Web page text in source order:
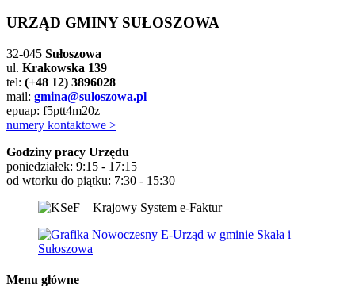
URZĄD GMINY SUŁOSZOWA
32-045 Sułoszowa
ul. Krakowska 139
tel: (+48 12) 3896028
mail: gmina@suloszowa.pl
epuap: f5ptt4m20z
numery kontaktowe >
Godziny pracy Urzędu
poniedziałek: 9:15 - 17:15
od wtorku do piątku: 7:30 - 15:30
Menu główne